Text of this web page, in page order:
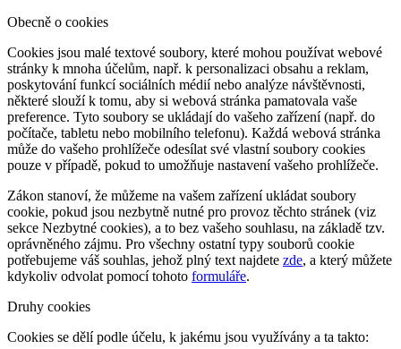
Obecně o cookies
Cookies jsou malé textové soubory, které mohou používat webové
stránky k mnoha účelům, např. k personalizaci obsahu a reklam,
poskytování funkcí sociálních médií nebo analýze návštěvnosti,
některé slouží k tomu, aby si webová stránka pamatovala vaše
preference. Tyto soubory se ukládají do vašeho zařízení (např. do
počítače, tabletu nebo mobilního telefonu). Každá webová stránka
může do vašeho prohlížeče odesílat své vlastní soubory cookies
pouze v případě, pokud to umožňuje nastavení vašeho prohlížeče.
Zákon stanoví, že můžeme na vašem zařízení ukládat soubory
cookie, pokud jsou nezbytně nutné pro provoz těchto stránek (viz
sekce Nezbytné cookies), a to bez vašeho souhlasu, na základě tzv.
oprávněného zájmu. Pro všechny ostatní typy souborů cookie
potřebujeme váš souhlas, jehož plný text najdete zde, a který můžete
kdykoliv odvolat pomocí tohoto formuláře.
Druhy cookies
Cookies se dělí podle účelu, k jakému jsou využívány a ta takto: